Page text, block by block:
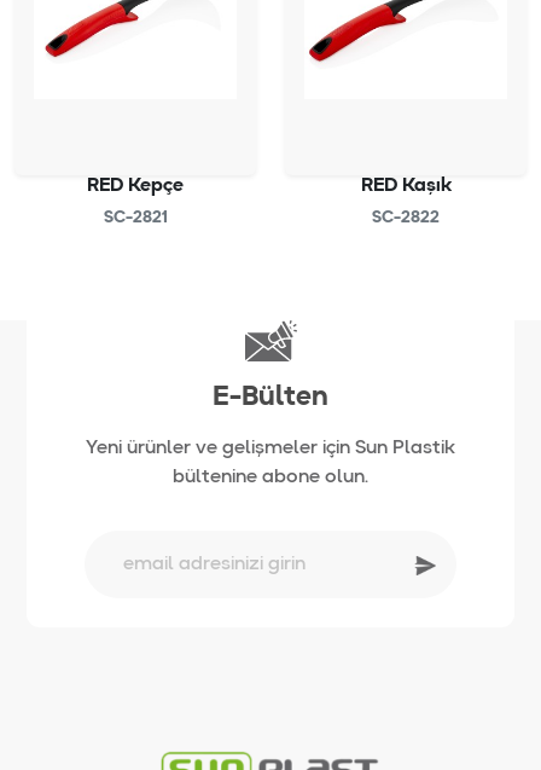
RED Kepçe
SC-2821
RED Kaşık
SC-2822
E-Bülten
Yeni ürünler ve gelişmeler için Sun Plastik
bültenine abone olun.